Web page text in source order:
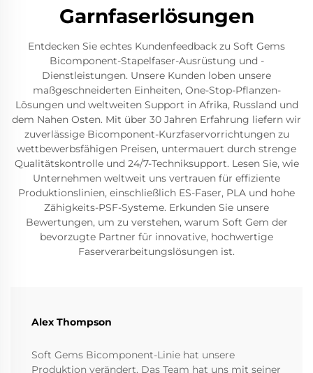
Garnfaserlösungen
Entdecken Sie echtes Kundenfeedback zu Soft Gems
Bicomponent-Stapelfaser-Ausrüstung und -
Dienstleistungen. Unsere Kunden loben unsere
maßgeschneiderten Einheiten, One-Stop-Pflanzen-
Lösungen und weltweiten Support in Afrika, Russland und
dem Nahen Osten. Mit über 30 Jahren Erfahrung liefern wir
zuverlässige Bicomponent-Kurzfaservorrichtungen zu
wettbewerbsfähigen Preisen, untermauert durch strenge
Qualitätskontrolle und 24/7-Techniksupport. Lesen Sie, wie
Unternehmen weltweit uns vertrauen für effiziente
Produktionslinien, einschließlich ES-Faser, PLA und hohe
Zähigkeits-PSF-Systeme. Erkunden Sie unsere
Bewertungen, um zu verstehen, warum Soft Gem der
bevorzugte Partner für innovative, hochwertige
Faserverarbeitungslösungen ist.
Alex Thompson
Soft Gems Bicomponent-Linie hat unsere
Produktion verändert. Das Team hat uns mit seiner